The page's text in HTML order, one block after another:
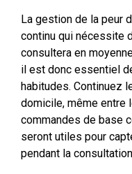
La gestion de la peur
continu qui nécessite
consultera en
il est donc essentiel
habitudes. Continuez
domicile, même entre
commandes de base
seront utiles pour
pendant la